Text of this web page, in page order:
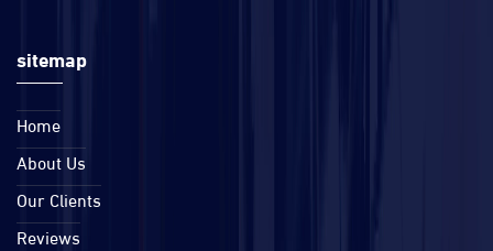
sitemap
Home
About Us
Our Clients
Reviews